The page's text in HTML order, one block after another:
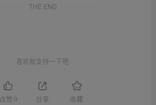
THE END
喜欢就支持一下吧
点赞 0 分享 收藏